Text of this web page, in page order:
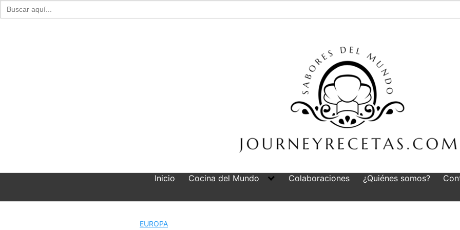
Buscar:
Inicio Cocina del Mundo Colaboraciones ¿Quiénes somos?
EUROPA